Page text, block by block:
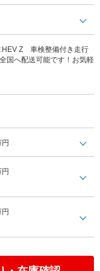
Z 車検整備付き走行
国へ配送可能です！お気軽
円
円
円